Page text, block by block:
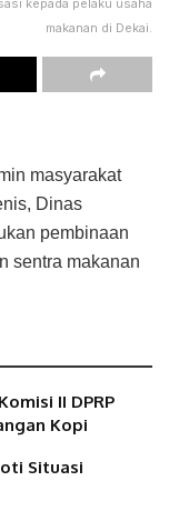
kepada pelaku usaha
makanan di Dekai.
masyarakat
Dinas
pembinaan
sentra makanan
II DPRP
Kopi
Situasi